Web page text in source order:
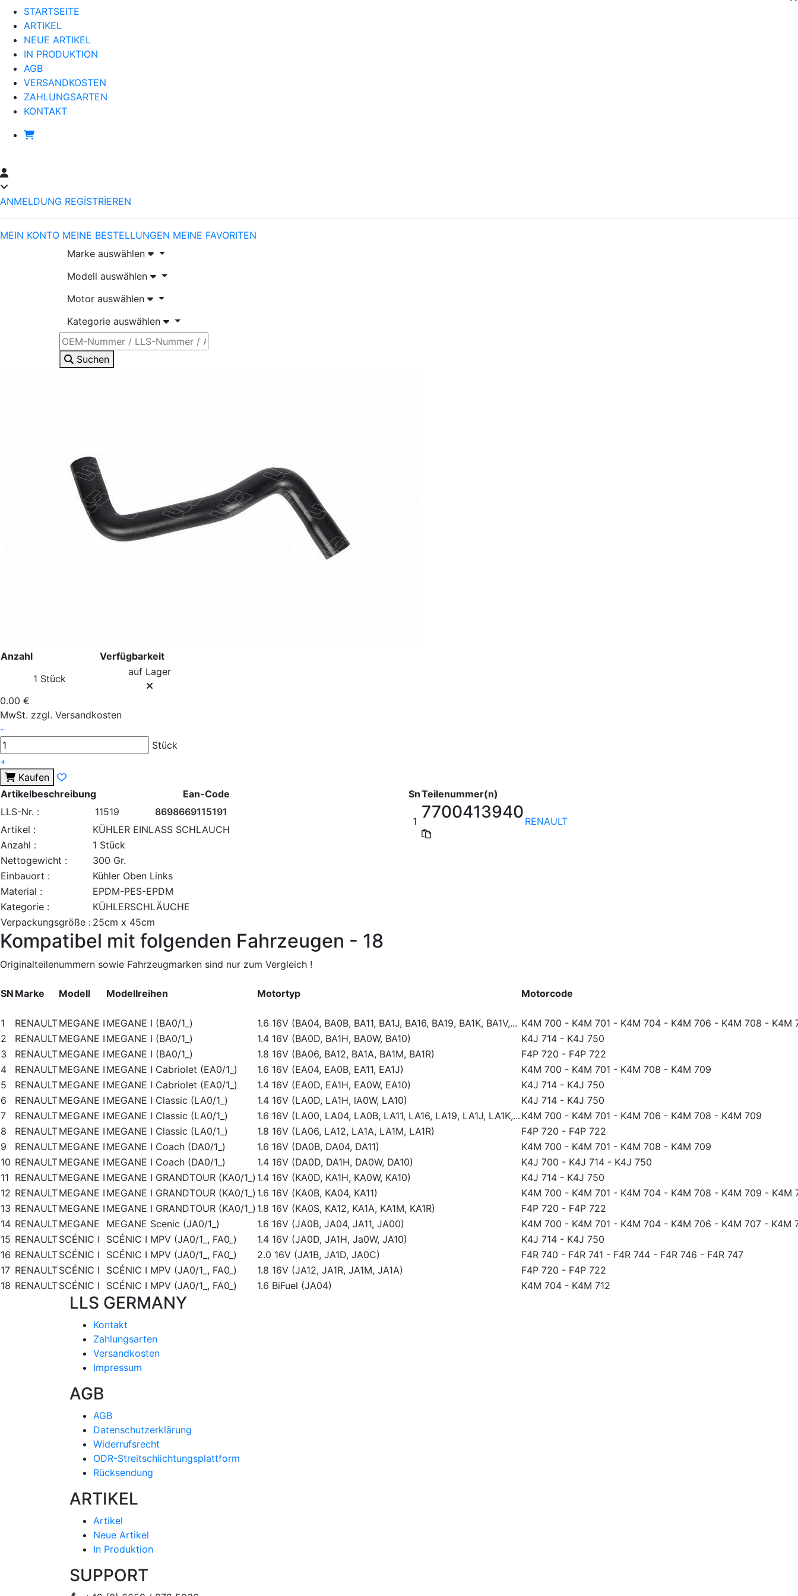
STARTSEITE
ARTIKEL
NEUE ARTIKEL
IN PRODUKTION
AGB
VERSANDKOSTEN
ZAHLUNGSARTEN
KONTAKT
ANMELDUNG REGİSTRİEREN
MEIN KONTO MEINE BESTELLUNGEN MEINE FAVORITEN
Marke auswählen
Modell auswählen
Motor auswählen
Kategorie auswählen
Suchen
Anzahl
Verfügbarkeit
1 Stück
auf Lager
0.00 €
MwSt. zzgl. Versandkosten
-
Stück
+
Kaufen
Artikelbeschreibung
Ean-Code
LLS-Nr. :
11519
8698669115191
Artikel :
KÜHLER EINLASS SCHLAUCH
Anzahl :
1 Stück
Nettogewicht :
300 Gr.
Einbauort :
Kühler Oben Links
Material :
EPDM-PES-EPDM
Kategorie :
KÜHLERSCHLÄUCHE
Verpackungsgröße : 25cm x 45cm
SnTeilenummer(n)
1 7700413940 RENAULT
Kompatibel mit folgenden Fahrzeugen - 18
Originalteilenummern sowie Fahrzeugmarken sind nur zum Vergleich !
SN Marke Modell Modellreihen Motortyp Motorcode
1 RENAULTMEGANE I MEGANE I (BA0/1_) 1.6 16V (BA04, BA0B, BA11, BA1J, BA16, BA19, BA1K, BA1V,... K4M 700 - K4M 701 - K4M 704 - K4M 706 - K4M 708 - K4M
2
RENAULTMEGANE I MEGANE I (BA0/1_) 1.4 16V (BA0D, BA1H, BA0W, BA10) K4J 714 - K4J 750
3
RENAULTMEGANE I MEGANE I (BA0/1_) 1.8 16V (BA06, BA12, BA1A, BA1M, BA1R) F4P 720 - F4P 722
4
RENAULTMEGANE I MEGANE I Cabriolet (EA0/1_) 1.6 16V (EA04, EA0B, EA11, EA1J) K4M 700 - K4M 701 - K4M 708 - K4M 709
5
RENAULTMEGANE I MEGANE I Cabriolet (EA0/1_) 1.4 16V (EA0D, EA1H, EA0W, EA10) K4J 714 - K4J 750
6
RENAULTMEGANE I MEGANE I Classic (LA0/1_) 1.4 16V (LA0D, LA1H, lA0W, LA10) K4J 714 - K4J 750
7
RENAULTMEGANE I MEGANE I Classic (LA0/1_) 1.6 16V (LA00, LA04, LA0B, LA11, LA16, LA19, LA1J, LA1K,... K4M 700 - K4M 701 - K4M 706 - K4M 708 - K4M 709
8
RENAULTMEGANE I MEGANE I Classic (LA0/1_) 1.8 16V (LA06, LA12, LA1A, LA1M, LA1R) F4P 720 - F4P 722
9
RENAULTMEGANE I MEGANE I Coach (DA0/1_) 1.6 16V (DA0B, DA04, DA11) K4M 700 - K4M 701 - K4M 708 - K4M 709
10 RENAULTMEGANE I MEGANE I Coach (DA0/1_) 1.4 16V (DA0D, DA1H, DA0W, DA10) K4J 700 - K4J 714 - K4J 750
11 RENAULTMEGANE I MEGANE I GRANDTOUR (KA0/1_) 1.4 16V (KA0D, KA1H, KA0W, KA10) K4J 714 - K4J 750
12 RENAULTMEGANE I MEGANE I GRANDTOUR (KA0/1_) 1.6 16V (KA0B, KA04, KA11) K4M 700 - K4M 701 - K4M 704 - K4M 708 - K4M 709 - K4M
13 RENAULTMEGANE I MEGANE I GRANDTOUR (KA0/1_) 1.8 16V (KA0S, KA12, KA1A, KA1M, KA1R) F4P 720 - F4P 722
14 RENAULTMEGANE MEGANE Scenic (JA0/1_) 1.6 16V (JA0B, JA04, JA11, JA00) K4M 700 - K4M 701 - K4M 704 - K4M 706 - K4M 707 - K4M
15 RENAULTSCÉNIC I SCÉNIC I MPV (JA0/1_, FA0_) 1.4 16V (JA0D, JA1H, Ja0W, JA10) K4J 714 - K4J 750
16 RENAULTSCÉNIC I SCÉNIC I MPV (JA0/1_, FA0_) 2.0 16V (JA1B, JA1D, JA0C) F4R 740 - F4R 741 - F4R 744 - F4R 746 - F4R 747
17 RENAULTSCÉNIC I SCÉNIC I MPV (JA0/1_, FA0_) 1.8 16V (JA12, JA1R, JA1M, JA1A) F4P 720 - F4P 722
18 RENAULTSCÉNIC I SCÉNIC I MPV (JA0/1_, FA0_) 1.6 BiFuel (JA04) K4M 704 - K4M 712
LLS GERMANY
Kontakt
Zahlungsarten
Versandkosten
Impressum
AGB
AGB
Datenschutzerklärung
Widerrufsrecht
ODR-Streitschlichtungsplattform
Rücksendung
ARTIKEL
Artikel
Neue Artikel
In Produktion
SUPPORT